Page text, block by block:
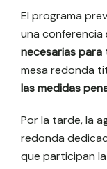
El programa
una conferencia
necesarias para
mesa redonda
las medidas
Por la tarde, la
redonda
que participan